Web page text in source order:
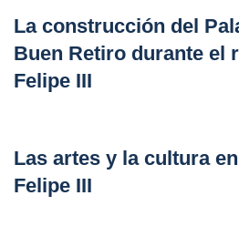
La construcción del
Buen Retiro durante el
Felipe III
Las artes y la cultura
Felipe III